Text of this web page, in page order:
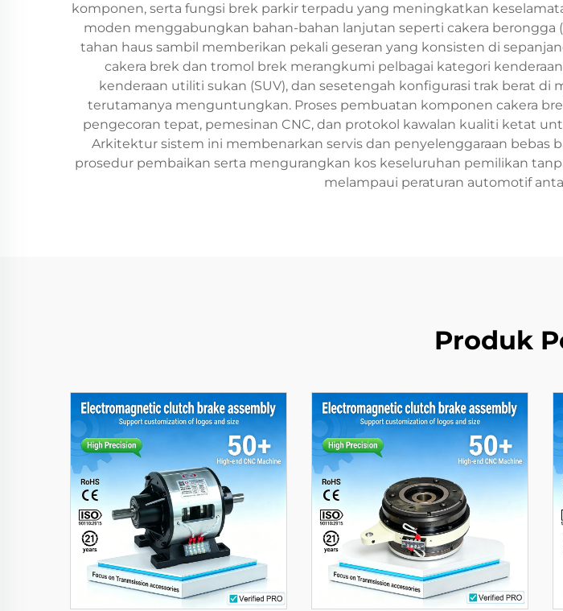
komponen, serta fungsi brek parkir terpadu yang meningkatkan
moden menggabungkan bahan-bahan lanjutan seperti cakera
tahan haus sambil memberikan pekali geseran yang konsisten di
cakera brek dan tromol brek merangkumi pelbagai kategori
kenderaan utiliti sukan (SUV), dan sesetengah konfigurasi trak berat
terutamanya menguntungkan. Proses pembuatan komponen cakera
pengecoran tepat, pemesinan CNC, dan protokol kawalan kualiti ketat
Arkitektur sistem ini membenarkan servis dan penyelenggaraan bebas
prosedur pembaikan serta mengurangkan kos keseluruhan pemilikan
melampaui peraturan automotif
Produk